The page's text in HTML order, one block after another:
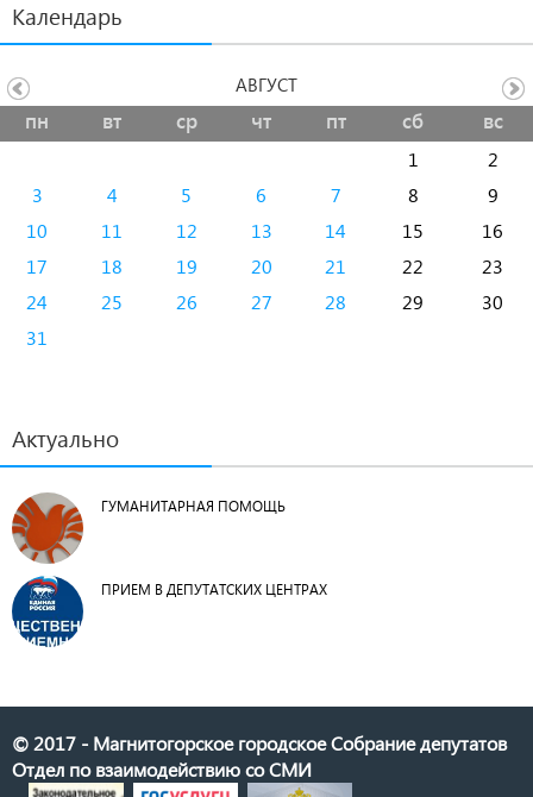
Календарь
пн вт ср чт пт сб вс
1
2
3
4 5 6 7 8
9
10
11 12 13 14 15
16
17
18 19 20 21 22
23
24
25 26 27 28 29
30
31
АВГУСТ
Актуально
ГУМАНИТАРНАЯ ПОМОЩЬ
ПРИЕМ В ДЕПУТАТСКИХ ЦЕНТРАХ
© 2017 - Магнитогорское городское Собрание депутатов
Отдел по взаимодействию со СМИ